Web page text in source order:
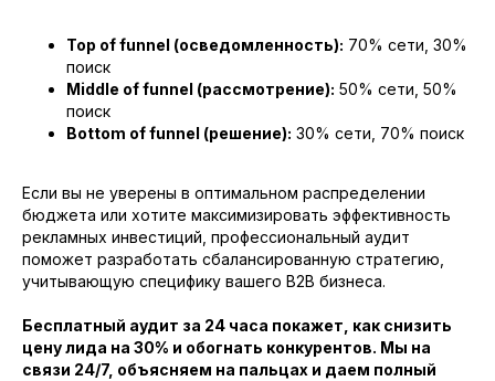
Top of funnel (осведомленность): 70% сети, 30%
поиск
Middle of funnel (рассмотрение): 50% сети, 50%
поиск
Bottom of funnel (решение): 30% сети, 70% поиск
Если вы не уверены в оптимальном распределении
бюджета или хотите максимизировать эффективность
рекламных инвестиций, профессиональный аудит
поможет разработать сбалансированную стратегию,
учитывающую специфику вашего B2B бизнеса.
Бесплатный аудит за 24 часа покажет, как снизить
цену лида на 30% и обогнать конкурентов. Мы на
связи 24/7, объясняем на пальцах и даем полный